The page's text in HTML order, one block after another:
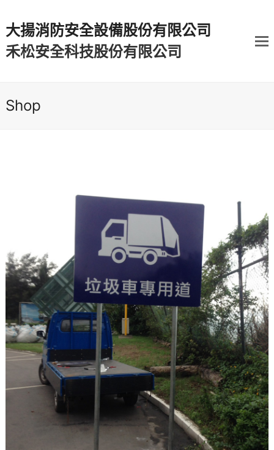
大揚消防安全設備股份有限公司
禾松安全科技股份有限公司
Shop